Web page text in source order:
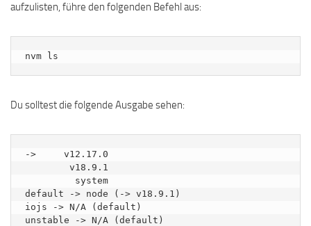
aufzulisten, führe den folgenden Befehl aus:
nvm ls
Du solltest die folgende Ausgabe sehen:
->     v12.17.0
default -> node (-> v18.9.1)
iojs -> N/A (default)
unstable -> N/A (default)